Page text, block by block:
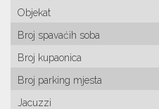
Objekat
Broj spavaćih soba
Broj kupaonica
Broj parking mjesta
Jacuzzi